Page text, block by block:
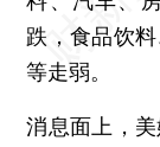
跌，食品饮
等走弱。
消息面上，